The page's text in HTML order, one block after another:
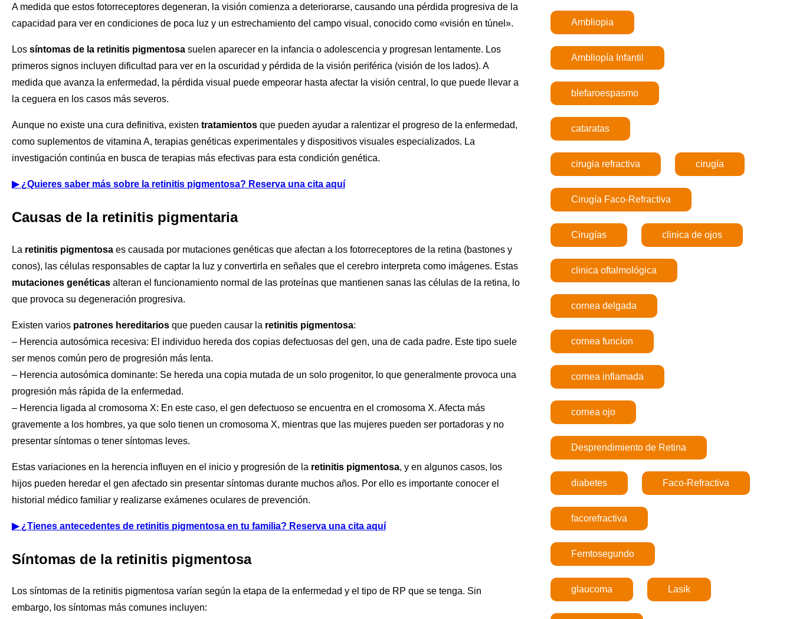
A medida que estos fotorreceptores degeneran, la visión comienza a deteriorarse, causando una pérdida progresiva de la
capacidad para ver en condiciones de poca luz y un estrechamiento del campo visual, conocido como «visión en túnel».
Los síntomas de la retinitis pigmentosa suelen aparecer en la infancia o adolescencia y progresan lentamente. Los
primeros signos incluyen dificultad para ver en la oscuridad y pérdida de la visión periférica (visión de los lados). A
medida que avanza la enfermedad, la pérdida visual puede empeorar hasta afectar la visión central, lo que puede llevar a
la ceguera en los casos más severos.
Aunque no existe una cura definitiva, existen tratamientos que pueden ayudar a ralentizar el progreso de la enfermedad,
como suplementos de vitamina A, terapias genéticas experimentales y dispositivos visuales especializados. La
investigación continúa en busca de terapias más efectivas para esta condición genética.
▶ ¿Quieres saber más sobre la retinitis pigmentosa? Reserva una cita aquí
Causas de la retinitis pigmentaria
La retinitis pigmentosa es causada por mutaciones genéticas que afectan a los fotorreceptores de la retina (bastones y
conos), las células responsables de captar la luz y convertirla en señales que el cerebro interpreta como imágenes. Estas
mutaciones genéticas alteran el funcionamiento normal de las proteínas que mantienen sanas las células de la retina, lo
que provoca su degeneración progresiva.
Existen varios patrones hereditarios que pueden causar la retinitis pigmentosa:
– Herencia autosómica recesiva: El individuo hereda dos copias defectuosas del gen, una de cada padre. Este tipo suele
ser menos común pero de progresión más lenta.
– Herencia autosómica dominante: Se hereda una copia mutada de un solo progenitor, lo que generalmente provoca una
progresión más rápida de la enfermedad.
– Herencia ligada al cromosoma X: En este caso, el gen defectuoso se encuentra en el cromosoma X. Afecta más
gravemente a los hombres, ya que solo tienen un cromosoma X, mientras que las mujeres pueden ser portadoras y no
presentar síntomas o tener síntomas leves.
Estas variaciones en la herencia influyen en el inicio y progresión de la retinitis pigmentosa, y en algunos casos, los
hijos pueden heredar el gen afectado sin presentar síntomas durante muchos años. Por ello es importante conocer el
historial médico familiar y realizarse exámenes oculares de prevención.
▶ ¿Tienes antecedentes de retinitis pigmentosa en tu familia? Reserva una cita aquí
Síntomas de la retinitis pigmentosa
Los síntomas de la retinitis pigmentosa varían según la etapa de la enfermedad y el tipo de RP que se tenga. Sin
embargo, los síntomas más comunes incluyen:
Ambliopia
Ambliopía Infantil
blefaroespasmo
cataratas
cirugia refractiva cirugía
Cirugía Faco-Refractiva
Cirugías clinica de ojos
clinica oftalmológica
cornea delgada
cornea funcion
cornea inflamada
cornea ojo
Desprendimiento de Retina
diabetes Faco-Refractiva
facorefractiva
Femtosegundo
glaucoma Lasik